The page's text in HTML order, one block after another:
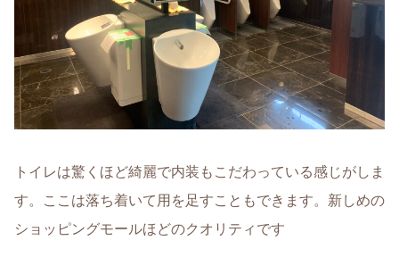
トイレは驚くほど綺麗で内装もこだわっている感じがしま
す。ここは落ち着いて用を足すこともできます。新しめの
ショッピングモールほどのクオリティです